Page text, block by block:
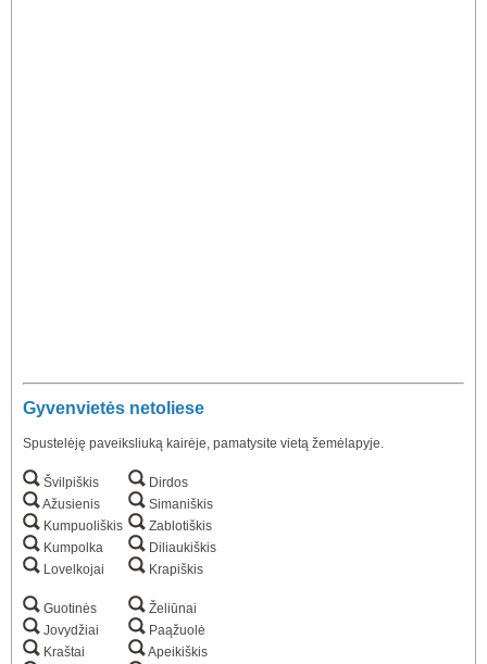
Gyvenvietės netoliese
Spustelėję paveiksliuką kairėje, pamatysite vietą žemėlapyje.
Švilpiškis
Ažusienis
Kumpuoliškis
Kumpolka
Lovelkojai
Guotinės
Jovydžiai
Kraštai
Dirdos
Simaniškis
Zablotiškis
Diliaukiškis
Krapiškis
Želiūnai
Paąžuolė
Apeikiškis